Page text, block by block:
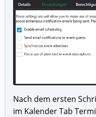
Nach dem ersten
im Kalender Tab